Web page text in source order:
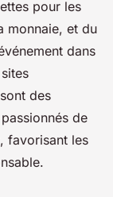
pour les
monnaie, et du
dans
des
de
, favorisant les